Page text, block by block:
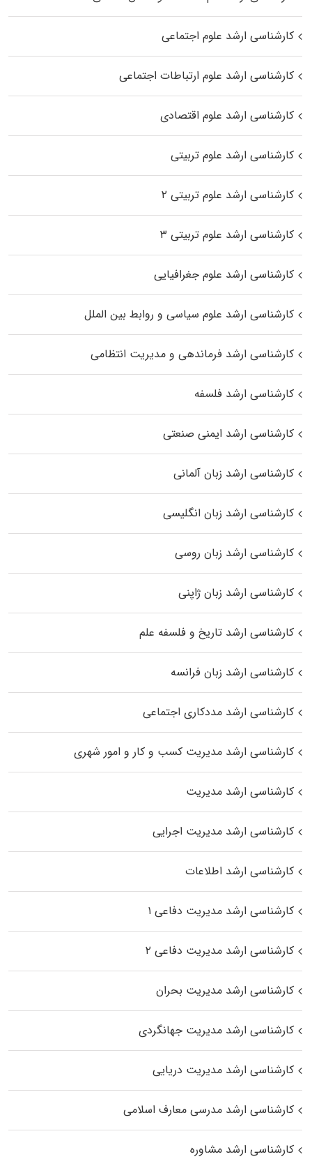
کارشناسی ارشد علوم اجتماعی
کارشناسی ارشد علوم ارتباطات اجتماعی
کارشناسی ارشد علوم اقتصادی
کارشناسی ارشد علوم تربیتی
کارشناسی ارشد علوم تربیتی ۲
کارشناسی ارشد علوم تربیتی ۳
کارشناسی ارشد علوم جغرافیایی
کارشناسی ارشد علوم سیاسی و روابط بین الملل
کارشناسی ارشد فرماندهی و مدیریت انتظامی
کارشناسی ارشد فلسفه
کارشناسی ارشد ایمنی صنعتی
کارشناسی ارشد زبان آلمانی
کارشناسی ارشد زبان انگلیسی
کارشناسی ارشد زبان روسی
کارشناسی ارشد زبان ژاپنی
کارشناسی ارشد تاریخ و فلسفه علم
کارشناسی ارشد زبان فرانسه
کارشناسی ارشد مددکاری اجتماعی
کارشناسی ارشد مدیریت کسب و کار و امور شهری
کارشناسی ارشد مدیریت
کارشناسی ارشد مدیریت اجرایی
کارشناسی ارشد اطلاعات
کارشناسی ارشد مدیریت دفاعی ۱
کارشناسی ارشد مدیریت دفاعی ۲
کارشناسی ارشد مدیریت بحران
کارشناسی ارشد مدیریت جهانگردی
کارشناسی ارشد مدیریت دریایی
کارشناسی ارشد مدرسی معارف اسلامی
کارشناسی ارشد مشاوره